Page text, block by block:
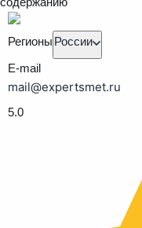
Регионы России
E-mail
mail@expertsmet.ru
5.0